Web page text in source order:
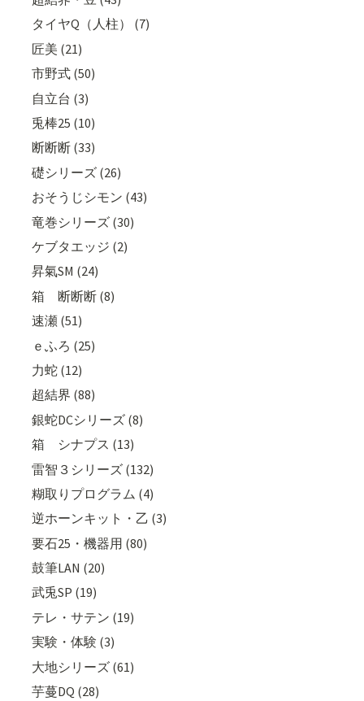
タイヤQ（人柱） (7)
匠美 (21)
市野式 (50)
自立台 (3)
兎棒25 (10)
断断断 (33)
礎シリーズ (26)
おそうじシモン (43)
竜巻シリーズ (30)
ケブタエッジ (2)
昇氣SM (24)
箱 断断断 (8)
速瀬 (51)
ｅふろ (25)
力蛇 (12)
超結界 (88)
銀蛇DCシリーズ (8)
箱 シナプス (13)
雷智３シリーズ (132)
糊取りプログラム (4)
逆ホーンキット・乙 (3)
要石25・機器用 (80)
鼓筆LAN (20)
武兎SP (19)
テレ・サテン (19)
実験・体験 (3)
大地シリーズ (61)
芋蔓DQ (28)